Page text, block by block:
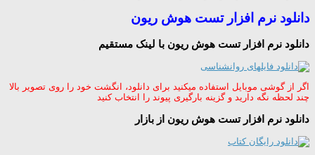
دانلود نرم افزار تست هوش ریون
دانلود نرم افزار تست هوش ریون با لینک مستقیم
اگر از گوشی موبایل استفاده میکنید برای دانلود، انگشت خود را روی تصویر بالا
چند لحظه نگه دارید و گزینه بارگیری پیوند را انتخاب کنید
دانلود نرم افزار تست هوش ریون از بازار